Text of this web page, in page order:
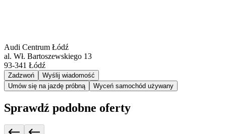
Audi Centrum Łódź
al. Wł. Bartoszewskiego 13
93-341 Łódź
Zadzwoń
Wyślij wiadomość
Umów się na jazdę próbną
Wyceń samochód używany
Sprawdź podobne oferty